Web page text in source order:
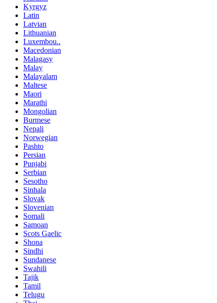
Kyrgyz
Latin
Latvian
Lithuanian
Luxembou..
Macedonian
Malagasy
Malay
Malayalam
Maltese
Maori
Marathi
Mongolian
Burmese
Nepali
Norwegian
Pashto
Persian
Punjabi
Serbian
Sesotho
Sinhala
Slovak
Slovenian
Somali
Samoan
Scots Gaelic
Shona
Sindhi
Sundanese
Swahili
Tajik
Tamil
Telugu